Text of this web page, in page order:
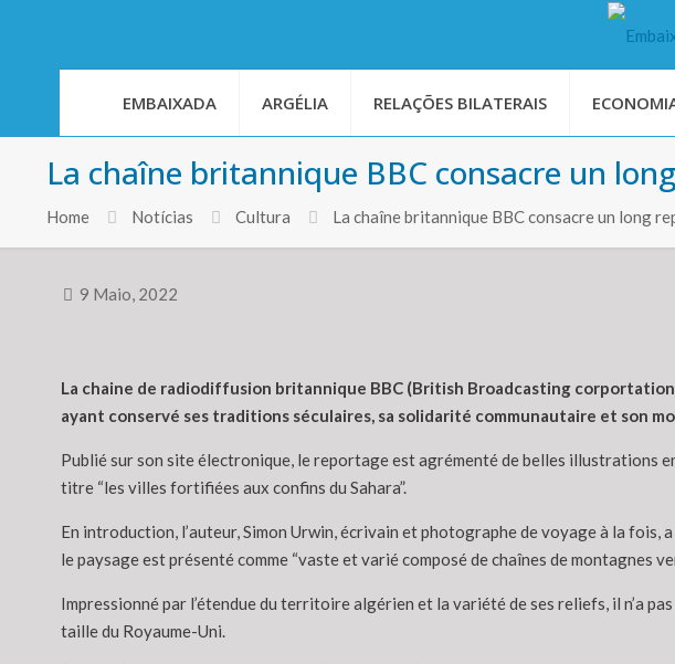
EMBAIXADA ARGÉLIA RELAÇÕES BILATERAIS
La chaîne britannique BBC consacre un
Home Notícias Cultura La chaîne britannique BBC consacre un long
9 Maio, 2022
La chaine de radiodiffusion britannique BBC (British Broadcasting
ayant conservé ses traditions séculaires, sa solidarité communautaire et son
Publié sur son site électronique, le reportage est agrémenté de belles illustrations
titre “les villes fortifiées aux confins du Sahara”.
En introduction, l’auteur, Simon Urwin, écrivain et photographe de voyage à la fois,
le paysage est présenté comme “vaste et varié composé de chaînes de montagnes
Impressionné par l’étendue du territoire algérien et la variété de ses reliefs, il n’a
taille du Royaume-Uni.